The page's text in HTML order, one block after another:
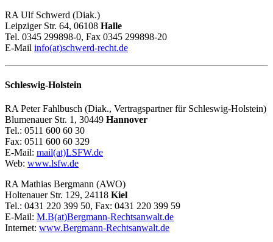
RA Ulf Schwerd (Diak.)
Leipziger Str. 64, 06108 Halle
Tel. 0345 299898-0, Fax 0345 299898-20
E-Mail info(at)schwerd-recht.de
Schleswig-Holstein
RA Peter Fahlbusch (Diak., Vertragspartner für Schleswig-Holstein)
Blumenauer Str. 1, 30449 Hannover
Tel.: 0511 600 60 30
Fax: 0511 600 60 329
E-Mail: mail(at)LSFW.de
Web: www.lsfw.de
RA Mathias Bergmann (AWO)
Holtenauer Str. 129, 24118 Kiel
Tel.: 0431 220 399 50, Fax: 0431 220 399 59
E-Mail: M.B(at)Bergmann-Rechtsanwalt.de
Internet: www.Bergmann-Rechtsanwalt.de